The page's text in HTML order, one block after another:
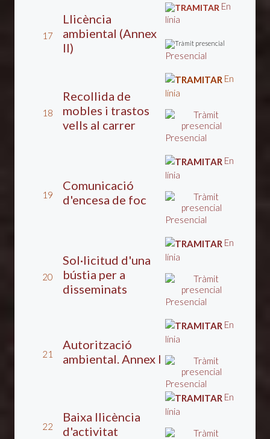
17
Llicència
ambiental (Annex
II)
En
línia
Presencial
18
Recollida de
mobles i trastos
vells al carrer
En
línia
Presencial
19
Comunicació
d'encesa de foc
En
línia
Presencial
20
Sol·licitud d'una
bústia per a
disseminats
En
línia
Presencial
21
Autorització
ambiental. Annex I
En
línia
Presencial
22
Baixa llicència
d'activitat
En
línia